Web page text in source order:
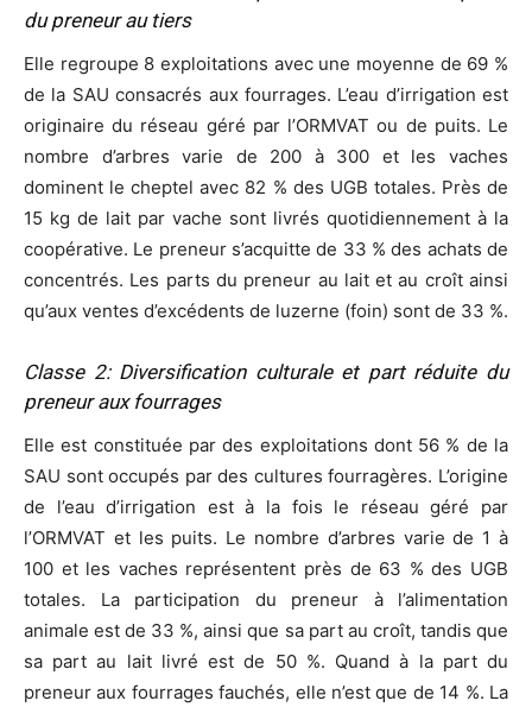
du preneur au tiers
Elle regroupe 8 exploitations avec une moyenne de 69 %
de la SAU consacrés aux fourrages. L’eau d’irrigation est
originaire du réseau géré par l’ORMVAT ou de puits. Le
nombre d’arbres varie de 200 à 300 et les vaches
dominent le cheptel avec 82 % des UGB totales. Près de
15 kg de lait par vache sont livrés quotidiennement à la
coopérative. Le preneur s’acquitte de 33 % des achats de
concentrés. Les parts du preneur au lait et au croît ainsi
qu’aux ventes d’excédents de luzerne (foin) sont de 33 %.
Classe 2: Diversification culturale et part réduite du
preneur aux fourrages
Elle est constituée par des exploitations dont 56 % de la
SAU sont occupés par des cultures fourragères. L’origine
de l’eau d’irrigation est à la fois le réseau géré par
l’ORMVAT et les puits. Le nombre d’arbres varie de 1 à
100 et les vaches représentent près de 63 % des UGB
totales. La participation du preneur à l’alimentation
animale est de 33 %, ainsi que sa part au croît, tandis que
sa part au lait livré est de 50 %. Quand à la part du
preneur aux fourrages fauchés, elle n’est que de 14 %. La